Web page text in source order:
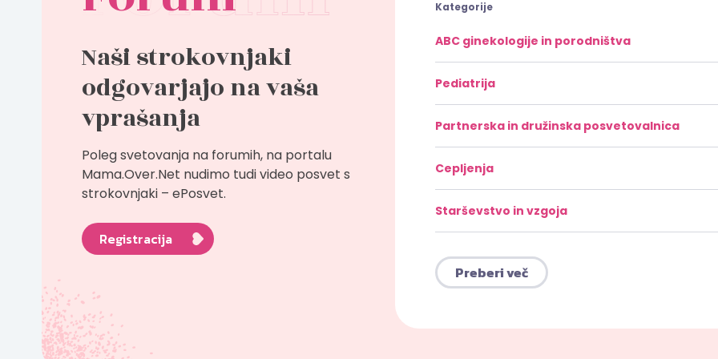
Naši strokovnjaki
odgovarjajo na vaša
vprašanja
Poleg svetovanja na forumih, na portalu
Mama.Over.Net nudimo tudi video posvet s
strokovnjaki – ePosvet.
Registracija
Kategorije
ABC ginekologije in porodništva
Pediatrija
Partnerska in družinska posvetovalnica
Cepljenja
Starševstvo in vzgoja
Preberi več